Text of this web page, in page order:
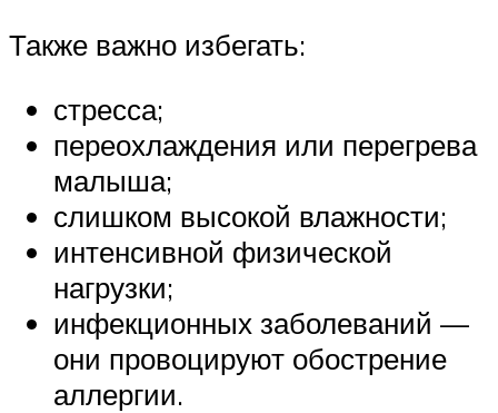
Также важно избегать:
стресса;
переохлаждения или перегрева
малыша;
слишком высокой влажности;
интенсивной физической
нагрузки;
инфекционных заболеваний —
они провоцируют обострение
аллергии.